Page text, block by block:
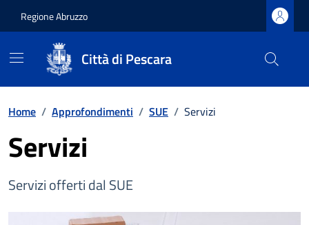
Regione Abruzzo
Città di Pescara
Home / Approfondimenti / SUE / Servizi
Servizi
Servizi offerti dal SUE